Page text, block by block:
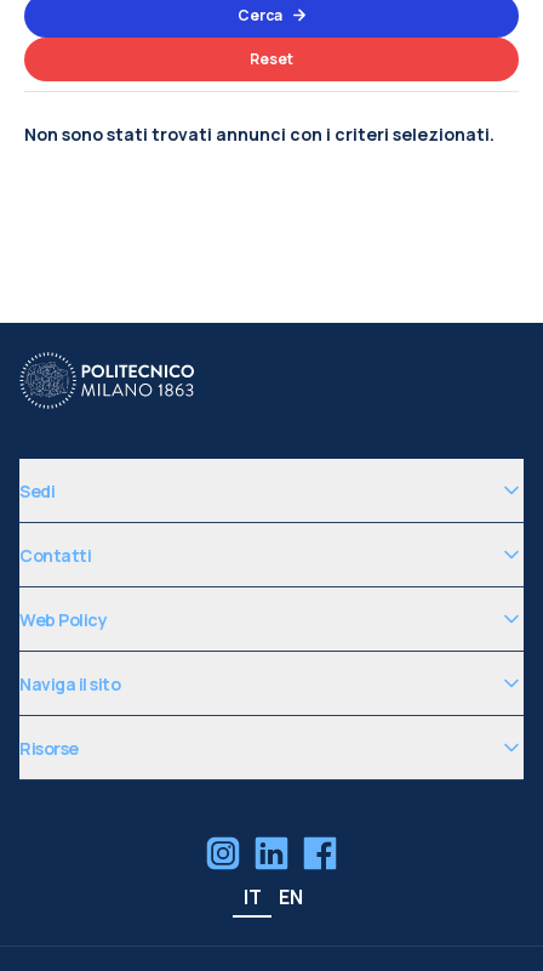
Cerca
Reset
Non sono stati trovati annunci con i criteri selezionati.
Sedi
Contatti
Web Policy
Naviga il sito
Risorse
IT EN